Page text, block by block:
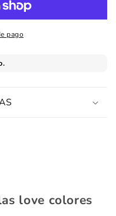
pago
love colores